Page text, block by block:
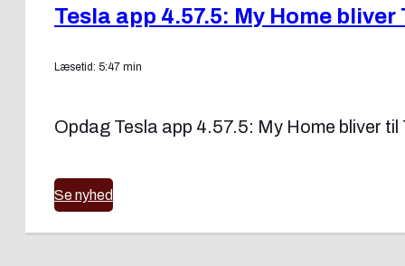
Tesla app 4.57.5: My Home bliver
Læsetid: 5:47 min
Opdag Tesla app 4.57.5: My Home bliver
Se nyhed